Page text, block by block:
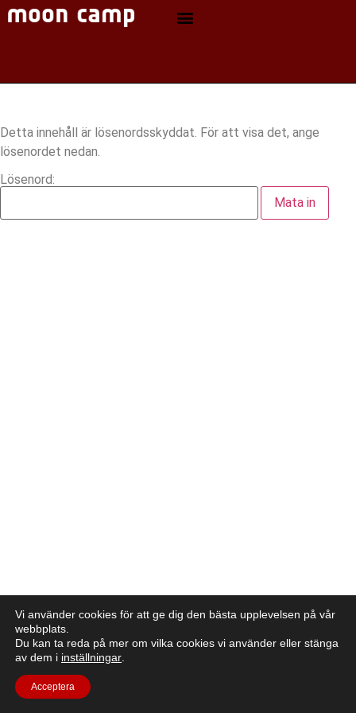
Detta innehåll är lösenordsskyddat. För att visa det, ange
lösenordet nedan.
Lösenord:
Vi använder cookies för att ge dig den bästa upplevelsen på vår
webbplats.
Du kan ta reda på mer om vilka cookies vi använder eller stänga
av dem i inställningar
Acceptera